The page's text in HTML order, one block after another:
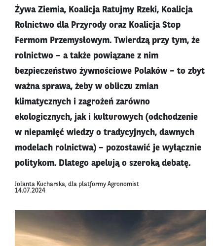
Żywa Ziemia, Koalicja Ratujmy Rzeki, Koalicja
Rolnictwo dla Przyrody oraz Koalicja Stop
Fermom Przemysłowym. Twierdzą przy tym, że
rolnictwo – a także powiązane z nim
bezpieczeństwo żywnościowe Polaków – to zbyt
ważna sprawa, żeby w obliczu zmian
klimatycznych i zagrożeń zarówno
ekologicznych, jak i kulturowych (odchodzenie
w niepamięć wiedzy o tradycyjnych, dawnych
modelach rolnictwa) – pozostawić je wyłącznie
politykom. Dlatego apelują o szeroką debatę.
Jolanta Kucharska, dla platformy Agronomist
14.07.2024